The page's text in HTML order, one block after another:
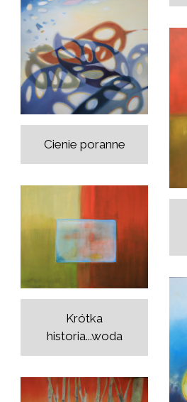
Cienie poranne
Krótka
historia...woda